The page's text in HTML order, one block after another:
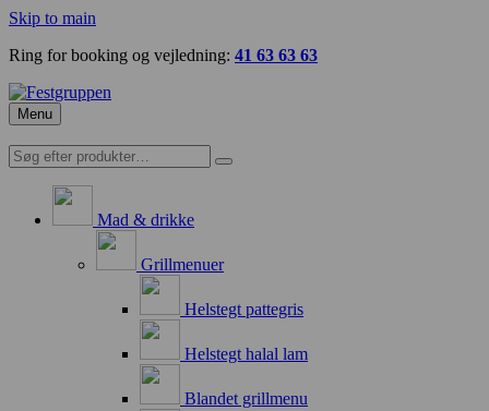
Skip to main
Ring for booking og vejledning: 41 63 63 63
Menu
Mad & drikke
Grillmenuer
Helstegt pattegris
Helstegt halal lam
Blandet grillmenu